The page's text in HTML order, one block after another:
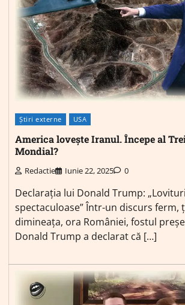
Știri externe USA
America lovește Iranul. Începe al
Mondial?
Redactie Iunie 22, 2025 0
Declarația lui Donald Trump:
spectaculoase” Într-un discurs ferm,
dimineața, ora României, fostul
Donald Trump a declarat că […]